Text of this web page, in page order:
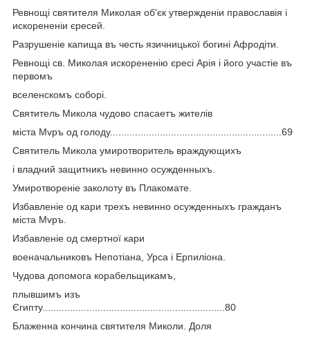
Ревнощі святителя Миколая об'єк утвержденіи православія і
искорененіи єресей.
Разрушеніе капища въ честь язичницької богині Афродіти.
Ревнощі св. Миколая искорененію єресі Арія і його участіе въ
первомъ
вселенскомъ соборі.
Святитель Микола чудово спасаетъ жителів
міста Мvръ од голоду..............................................................69
Святитель Микола умиротворитель враждующихъ
і владний защитникъ невинно осужденныхъ.
Умиротвореніе заколоту въ Плакомате.
Избавленіе од кари трехъ невинно осужденныхъ гражданъ
міста Мvръ.
Избавленіе од смертної кари
военачальниковъ Непотіана, Урса і Ерпиліона.
Чудова допомога корабельщикамъ,
плывшимъ изъ
Єгипту..................................................................80
Блаженна кончина святителя Миколи. Доля